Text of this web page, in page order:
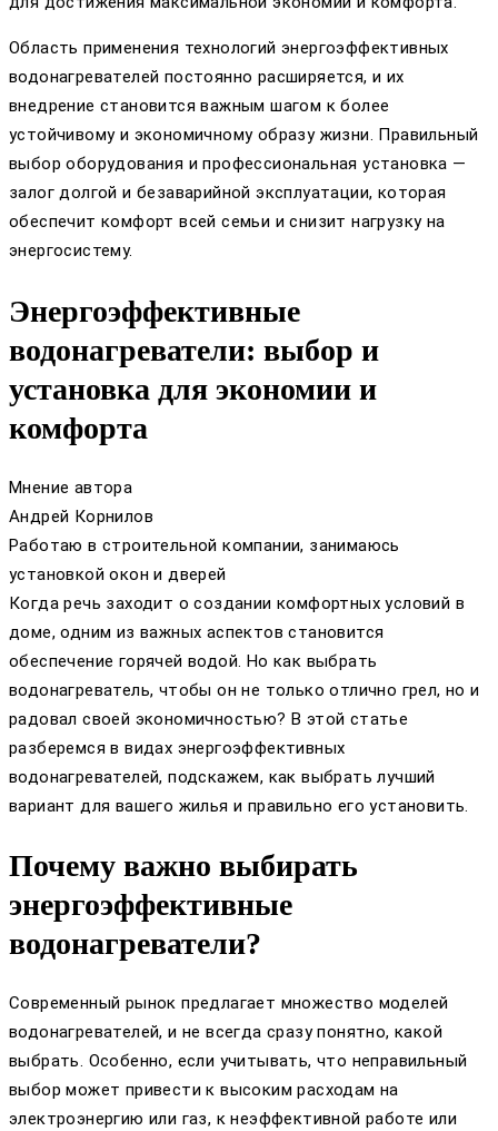
Область применения технологий энергоэффективных
водонагревателей постоянно расширяется, и их
внедрение становится важным шагом к более
устойчивому и экономичному образу жизни. Правильный
выбор оборудования и профессиональная установка —
залог долгой и безаварийной эксплуатации, которая
обеспечит комфорт всей семьи и снизит нагрузку на
энергосистему.
Энергоэффективные
водонагреватели: выбор и
установка для экономии и
комфорта
Мнение автора
Андрей Корнилов
Работаю в строительной компании, занимаюсь
установкой окон и дверей
Когда речь заходит о создании комфортных условий в
доме, одним из важных аспектов становится
обеспечение горячей водой. Но как выбрать
водонагреватель, чтобы он не только отлично грел, но и
радовал своей экономичностью? В этой статье
разберемся в видах энергоэффективных
водонагревателей, подскажем, как выбрать лучший
вариант для вашего жилья и правильно его установить.
Почему важно выбирать
энергоэффективные
водонагреватели?
Современный рынок предлагает множество моделей
водонагревателей, и не всегда сразу понятно, какой
выбрать. Особенно, если учитывать, что неправильный
выбор может привести к высоким расходам на
электроэнергию или газ, к неэффективной работе или